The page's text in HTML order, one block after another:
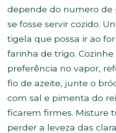
depende do numero de
se fosse servir cozido.
tigela que possa ir ao
farinha de trigo. Cozinhe
preferência no vapor,
fio de azeite, junte o
com sal e pimenta do
ficarem firmes. Misture
perder a leveza das